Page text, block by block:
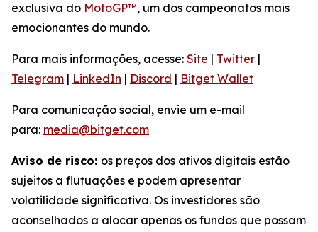
exclusiva do MotoGP™, um dos campeonatos mais
emocionantes do mundo.
Para mais informações, acesse: Site | Twitter |
Telegram | LinkedIn | Discord | Bitget Wallet
Para comunicação social, envie um e-mail
para: media@bitget.com
Aviso de risco: os preços dos ativos digitais estão
sujeitos a flutuações e podem apresentar
volatilidade significativa. Os investidores são
aconselhados a alocar apenas os fundos que possam